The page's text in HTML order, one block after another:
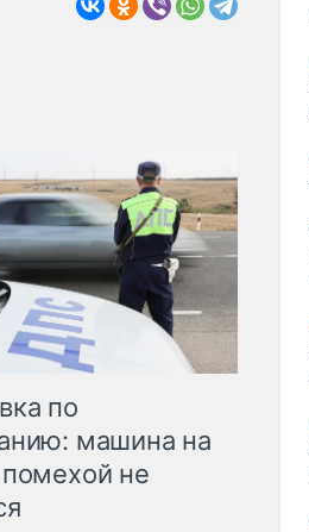
по
машина на
не